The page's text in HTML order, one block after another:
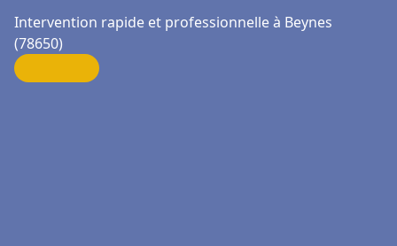
Intervention rapide et professionnelle à Beynes
(78650)